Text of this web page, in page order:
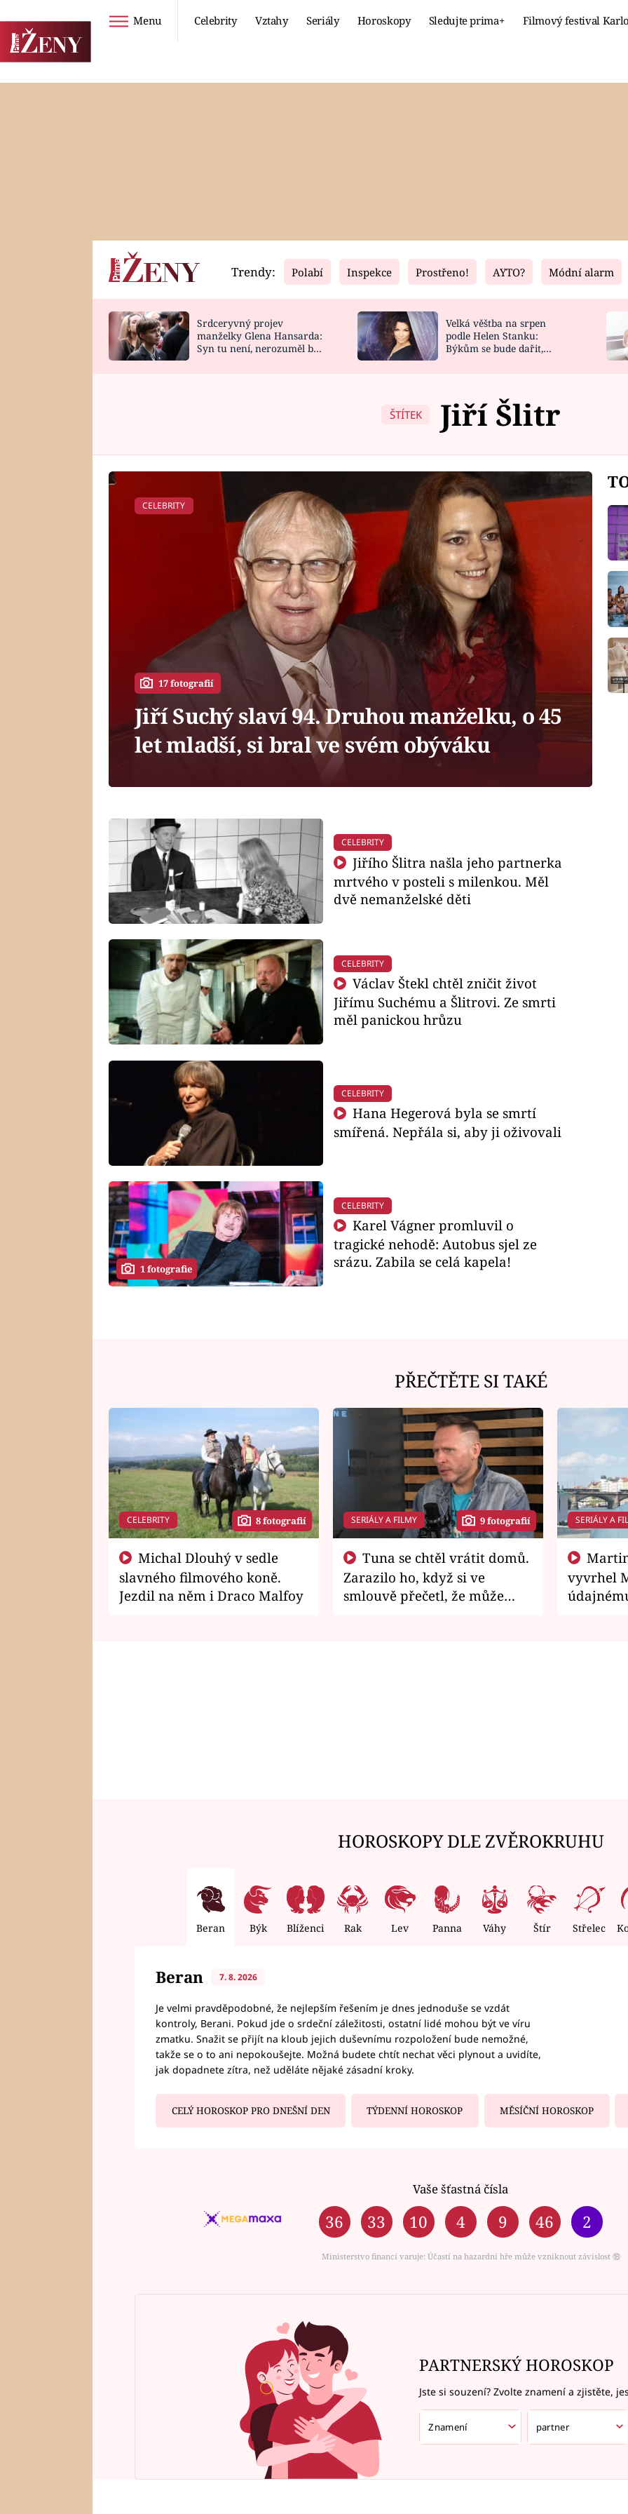
Menu Celebrity Vztahy Seriály Horoskopy Sledujte prima+ Filmový festival
Horoskopy
HOROSKOP NA
Video
CELEBRITY
VAŘENÍ
Fresh
NOVINKY
VIDEORECEPTY
Living
DESIGN
Trendy: Polabí Inspekce Prostřeno! AYTO? Módní alarm
Srdceryvný projev
manželky Glena Hansarda:
Syn tu není, nerozuměl by
Velká věštba na srpen
podle Helen Stanku:
Býkům se bude dařit,
ŠTÍTEK Jiří Šlitr
CELEBRITY
17 fotografií
Jiří Suchý slaví 94. Druhou manželku, o 45
let mladší, si bral ve svém obýváku
CELEBRITY
Jiřího Šlitra našla jeho partnerka
mrtvého v posteli s milenkou. Měl
dvě nemanželské děti
CELEBRITY
Václav Štekl chtěl zničit život
Jiřímu Suchému a Šlitrovi. Ze smrti
měl panickou hrůzu
CELEBRITY
Hana Hegerová byla se smrtí
smířená. Nepřála si, aby ji oživovali
1 fotografie
CELEBRITY
Karel Vágner promluvil o
tragické nehodě: Autobus sjel ze
srázu. Zabila se celá kapela!
PŘEČTĚTE SI TAKÉ
CELEBRITY 8 fotografií
slavného filmového koně.
Jezdil na něm i Draco Malfoy
SERIÁLY A FILMY 9 fotografií
Zarazilo ho, když si ve
smlouvě přečetl, že může
SERIÁLY A
vyvrhel
HOROSKOPY DLE ZVĚROKRUHU
Beran Býk Blíženci Rak Lev Panna Váhy Štír Střelec
Beran 7. 8. 2026
Je velmi pravděpodobné, že nejlepším řešením je dnes jednoduše se vzdát
kontroly, Berani. Pokud jde o srdeční záležitosti, ostatní lidé mohou být ve víru
zmatku. Snažit se přijít na kloub jejich duševnímu rozpoložení bude nemožné,
takže se o to ani nepokoušejte. Možná budete chtít nechat věci plynout a uvidíte,
jak dopadnete zítra, než uděláte nějaké zásadní kroky.
CELÝ HOROSKOP PRO DNEŠNÍ DEN TÝDENNÍ HOROSKOP MĚSÍČNÍ HOROSKOP
Vaše šťastná čísla
36 33 10 4 9 46 2
Ministerstvo financí varuje: Účastí na hazardní hře může vzniknout závislost ⑱
PARTNERSKÝ HOROSKOP
Jste si souzení? Zvolte znamení a zjistěte,